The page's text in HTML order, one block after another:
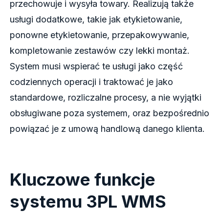
przechowuje i wysyła towary. Realizują także
usługi dodatkowe, takie jak etykietowanie,
ponowne etykietowanie, przepakowywanie,
kompletowanie zestawów czy lekki montaż.
System musi wspierać te usługi jako część
codziennych operacji i traktować je jako
standardowe, rozliczalne procesy, a nie wyjątki
obsługiwane poza systemem, oraz bezpośrednio
powiązać je z umową handlową danego klienta.
Kluczowe funkcje
systemu 3PL WMS